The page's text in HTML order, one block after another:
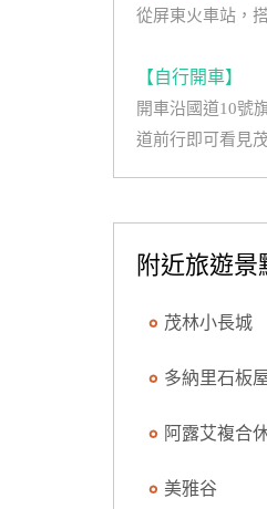
從屏東火車站，
【自行開車】
開車沿國道10號
道前行即可看見
附近旅遊景
茂林小長城
多納里石板
阿露艾複合
美雅谷